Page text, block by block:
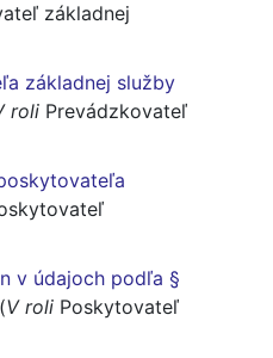
základnej
základnej služby
roli Prevádzkovateľ
v údajoch podľa §
(V roli Poskytovateľ